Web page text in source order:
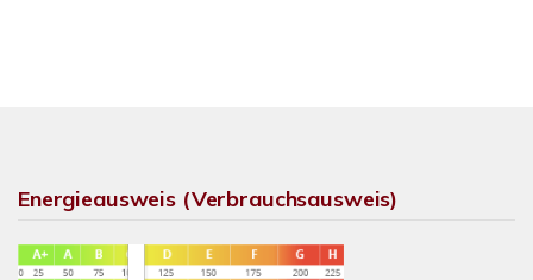
Energieausweis (Verbrauchsausweis)